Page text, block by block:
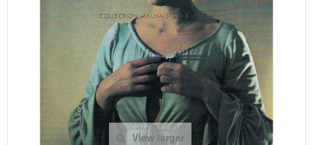
View larger